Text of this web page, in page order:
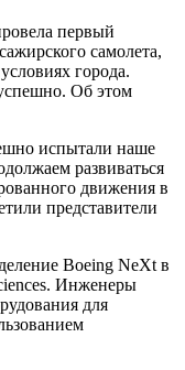
первый
самолета,
города.
Об этом
испытали наше
развиваться
движения в
представители
Boeing NeXt в
Инженеры
для